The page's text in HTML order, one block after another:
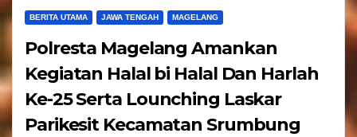
BERITA UTAMA JAWA TENGAH MAGELANG
Polresta Magelang Amankan
Kegiatan Halal bi Halal Dan Harlah
Ke-25 Serta Lounching Laskar
Parikesit Kecamatan Srumbung